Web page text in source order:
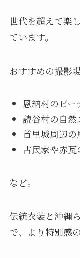
世代を超えて楽
ています。
おすすめの撮影場
恩納村のビー
読谷村の自然
首里城周辺の
古民家や赤瓦
など。
伝統衣装と沖縄
で、より特別感